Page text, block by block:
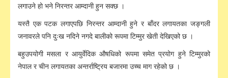
लगाउने हो भने निरन्तर आम्दानी हुन सक्छ ।
यस्तै एक पटक लगाएपछि निरन्तर आम्दानी हुने र बाँदर लगायतका जङ्गली
जनावरले पनि दुःख नदिने नगदे बालीको रूपमा टिम्मुर खेती देखिएको छ ।
बहुउपयोगी मसला र आयुर्वेदिक औषधिको रूपमा समेत प्रयोग हुने टिम्मुरको
नेपाल र चीन लगायतका अन्तर्राष्ट्रिय बजारमा उच्च माग रहेको छ ।